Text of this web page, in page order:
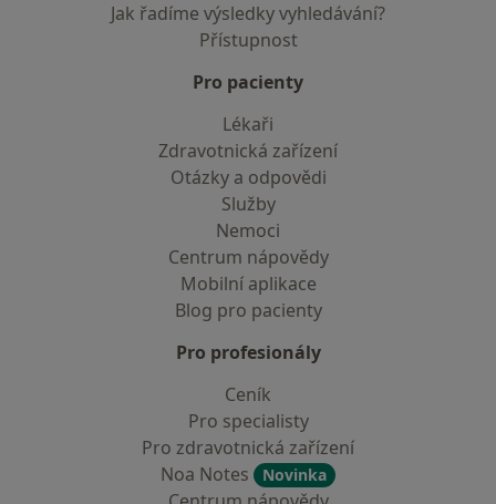
Jak řadíme výsledky vyhledávání?
Přístupnost
Pro pacienty
Lékaři
Zdravotnická zařízení
Otázky a odpovědi
Služby
Nemoci
Centrum nápovědy
Mobilní aplikace
Blog pro pacienty
Pro profesionály
Ceník
Pro specialisty
Pro zdravotnická zařízení
Noa Notes
Novinka